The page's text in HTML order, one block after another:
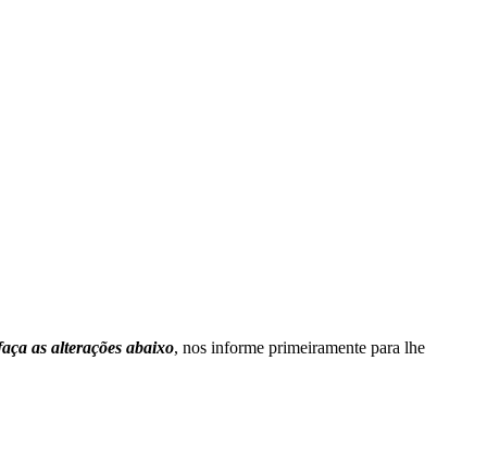
as alterações abaixo, nos informe primeiramente para lhe